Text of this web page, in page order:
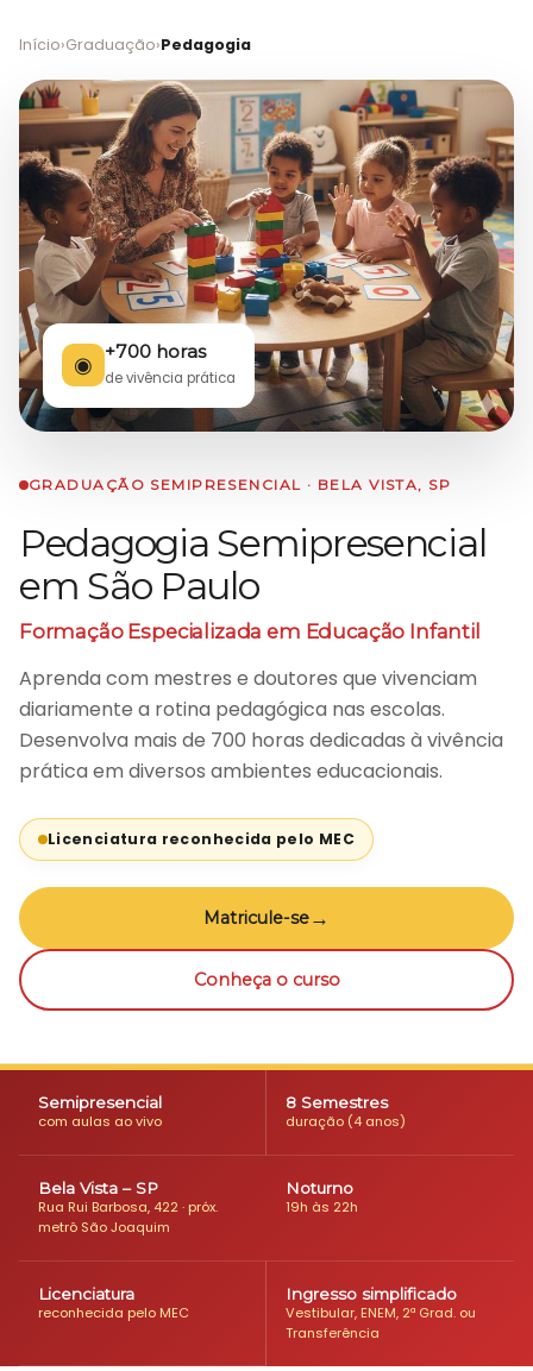
Início›Graduação›Pedagogia
GRADUAÇÃO SEMIPRESENCIAL · BELA VISTA, SP
Pedagogia Semipresencial
em São Paulo
Formação Especializada em Educação Infantil
Aprenda com mestres e doutores que vivenciam
diariamente a rotina pedagógica nas escolas.
Desenvolva mais de 700 horas dedicadas à vivência
prática em diversos ambientes educacionais.
Licenciatura reconhecida pelo MEC
Matricule-se→
Conheça o curso
◉ +700 horas
de vivência prática
Semipresencial
com aulas ao vivo
8 Semestres
duração (4 anos)
Bela Vista – SP
Rua Rui Barbosa, 422 · próx.
metrô São Joaquim
Noturno
19h às 22h
Licenciatura
reconhecida pelo MEC
Ingresso simplificado
Vestibular, ENEM, 2ª Grad. ou
Transferência